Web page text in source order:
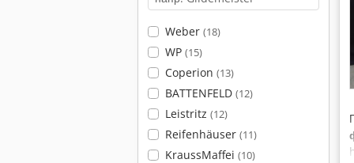
Weber (18)
WP (15)
Coperion (13)
BATTENFELD (12)
Leistritz (12)
Reifenhäuser (11)
KraussMaffei (10)